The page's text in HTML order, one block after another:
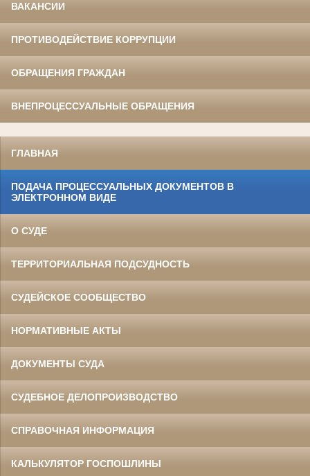
ВАКАНСИИ
ПРОТИВОДЕЙСТВИЕ КОРРУПЦИИ
ОБРАЩЕНИЯ ГРАЖДАН
ВНЕПРОЦЕССУАЛЬНЫЕ ОБРАЩЕНИЯ
ГЛАВНАЯ
ПОДАЧА ПРОЦЕССУАЛЬНЫХ ДОКУМЕНТОВ В
ЭЛЕКТРОННОМ ВИДЕ
О СУДЕ
ТЕРРИТОРИАЛЬНАЯ ПОДСУДНОСТЬ
СУДЕЙСКОЕ СООБЩЕСТВО
НОРМАТИВНЫЕ АКТЫ
ДОКУМЕНТЫ СУДА
СУДЕБНОЕ ДЕЛОПРОИЗВОДСТВО
СПРАВОЧНАЯ ИНФОРМАЦИЯ
КАЛЬКУЛЯТОР ГОСПОШЛИНЫ